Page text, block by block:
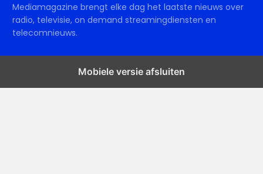
Mediamagazine brengt elke dag het laatste nieuws over
radio, televisie, on demand streamingdiensten en
telecomnieuws.
Mobiele versie afsluiten